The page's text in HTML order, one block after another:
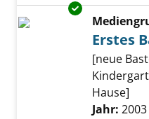
Exemplar-
Erstes
[neue
Hause]
Suche
Jahr: 2003